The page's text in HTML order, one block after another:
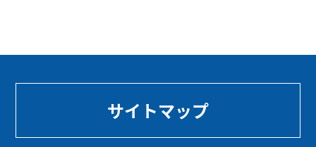
サイトマップ